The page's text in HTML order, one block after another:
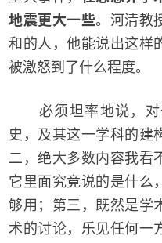
地震更大一些。河清教
和的人，他能说出这样
被激怒到了什么程度。
必须坦率地说，对
史，及其这一学科的建
二，绝大多数内容我看
它里面究竟说的是什么
够用；第三，既然是学
术的讨论，乐见任何一